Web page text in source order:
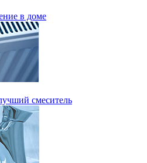
в доме
смеситель